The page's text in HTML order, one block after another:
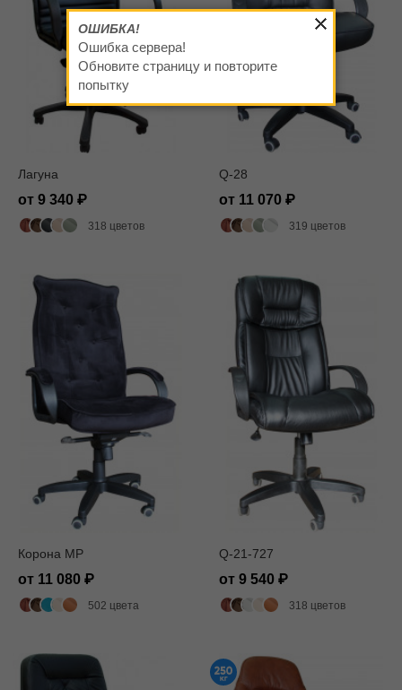
Лагуна
от 9 340
318 цветов
Q-28
от 11 070
319 цветов
Корона MP
от 11 080
502 цвета
Q-21-727
от 9 540
318 цветов
ОШИБКА!
Ошибка сервера!
Обновите страницу и повторите
попытку